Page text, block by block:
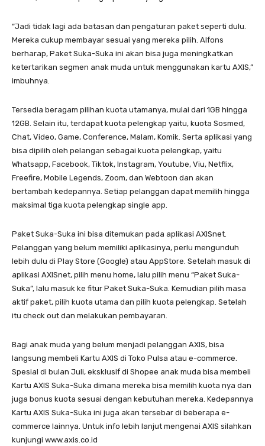
“Jadi tidak lagi ada batasan dan pengaturan paket seperti dulu.
Mereka cukup membayar sesuai yang mereka pilih. Alfons
berharap, Paket Suka-Suka ini akan bisa juga meningkatkan
ketertarikan segmen anak muda untuk menggunakan kartu AXIS,”
imbuhnya.
Tersedia beragam pilihan kuota utamanya, mulai dari 1GB hingga
12GB. Selain itu, terdapat kuota pelengkap yaitu, kuota Sosmed,
Chat, Video, Game, Conference, Malam, Komik. Serta aplikasi yang
bisa dipilih oleh pelangan sebagai kuota pelengkap, yaitu
Whatsapp, Facebook, Tiktok, Instagram, Youtube, Viu, Netflix,
Freefire, Mobile Legends, Zoom, dan Webtoon dan akan
bertambah kedepannya. Setiap pelanggan dapat memilih hingga
maksimal tiga kuota pelengkap single app.
Paket Suka-Suka ini bisa ditemukan pada aplikasi AXISnet.
Pelanggan yang belum memiliki aplikasinya, perlu mengunduh
lebih dulu di Play Store (Google) atau AppStore. Setelah masuk di
aplikasi AXISnet, pilih menu home, lalu pilih menu “Paket Suka-
Suka”, lalu masuk ke fitur Paket Suka-Suka. Kemudian pilih masa
aktif paket, pilih kuota utama dan pilih kuota pelengkap. Setelah
itu check out dan melakukan pembayaran.
Bagi anak muda yang belum menjadi pelanggan AXIS, bisa
langsung membeli Kartu AXIS di Toko Pulsa atau e-commerce.
Spesial di bulan Juli, eksklusif di Shopee anak muda bisa membeli
Kartu AXIS Suka-Suka dimana mereka bisa memilih kuota nya dan
juga bonus kuota sesuai dengan kebutuhan mereka. Kedepannya
Kartu AXIS Suka-Suka ini juga akan tersebar di beberapa e-
commerce lainnya. Untuk info lebih lanjut mengenai AXIS silahkan
kunjungi www.axis.co.id